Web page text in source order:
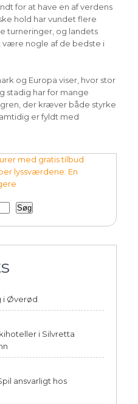
for at have en af verdens
hold har vundet flere
turneringer, og landets
være nogle af de bedste i
og Europa viser, hvor stor
stadig har for mange
der kræver både styrke
er fyldt med
med gratis tilbud
lyssværdene: En
Søg
i Øverød
i Silvretta
ansvarligt hos